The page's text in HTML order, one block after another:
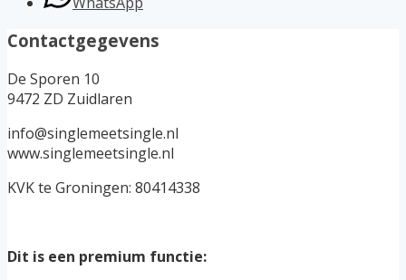
Contactgegevens
De Sporen 10
9472 ZD Zuidlaren
info@singlemeetsingle.nl
www.singlemeetsingle.nl
KVK te Groningen: 80414338
Dit is een premium functie: